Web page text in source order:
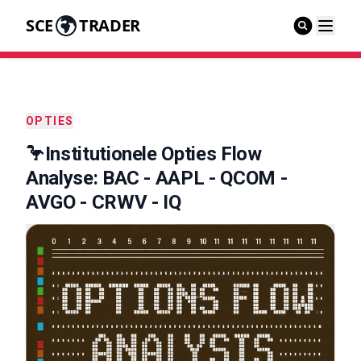
SCE TRADER
OPTIES
🦩Institutionele Opties Flow
Analyse: BAC - AAPL - QCOM -
AVGO - CRWV - IQ